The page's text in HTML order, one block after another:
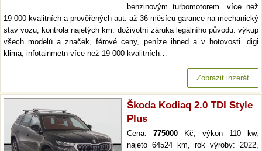
benzinovým turbomotorem. více než
19 000 kvalitních a prověřených aut. až 36 měsíců garance na mechanický
stav vozu, kontrola najetých km. doživotní záruka legálního původu. výkup
všech modelů a značek, férové ceny, peníze ihned a v hotovosti. digi
klima, infotainmetn více než 19 000 kvalitních…
Zobrazit inzerát
Škoda Kodiaq 2.0 TDI Style
Plus
Cena: 775000 Kč, výkon 110 kw,
najeto 64524 km, rok výroby: 2022,